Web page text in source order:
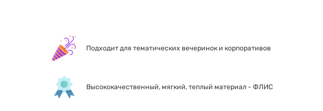
Подходит для тематических вечеринок и корпоративов
Высококачественный, мягкий, теплый материал - ФЛИС